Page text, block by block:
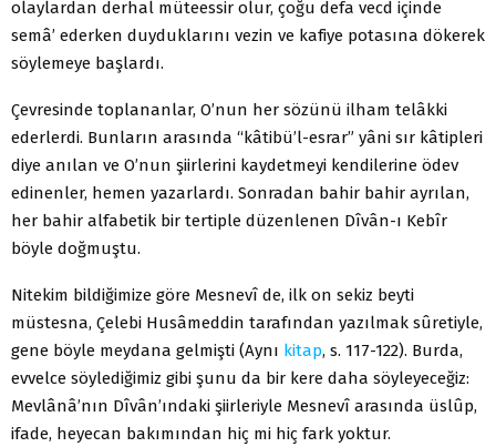
olaylardan derhal müteessir olur, çoğu defa vecd içinde
semâ’ ederken duyduklarını vezin ve kafiye potasına dökerek
söylemeye başlardı.
Çevresinde toplananlar, O’nun her sözünü ilham telâkki
ederlerdi. Bunların arasında “kâtibü’l-esrar” yâni sır kâtipleri
diye anılan ve O’nun şiirlerini kaydetmeyi kendilerine ödev
edinenler, hemen yazarlardı. Sonradan bahir bahir ayrılan,
her bahir alfabetik bir tertiple düzenlenen Dîvân-ı Kebîr
böyle doğmuştu.
Nitekim bildiğimize göre Mesnevî de, ilk on sekiz beyti
müstesna, Çelebi Husâmeddin tarafından yazılmak sûretiyle,
gene böyle meydana gelmişti (Aynı kitap, s. 117-122). Burda,
evvelce söylediğimiz gibi şunu da bir kere daha söyleyeceğiz:
Mevlânâ’nın Dîvân’ındaki şiirleriyle Mesnevî arasında üslûp,
ifade, heyecan bakımından hiç mi hiç fark yoktur.